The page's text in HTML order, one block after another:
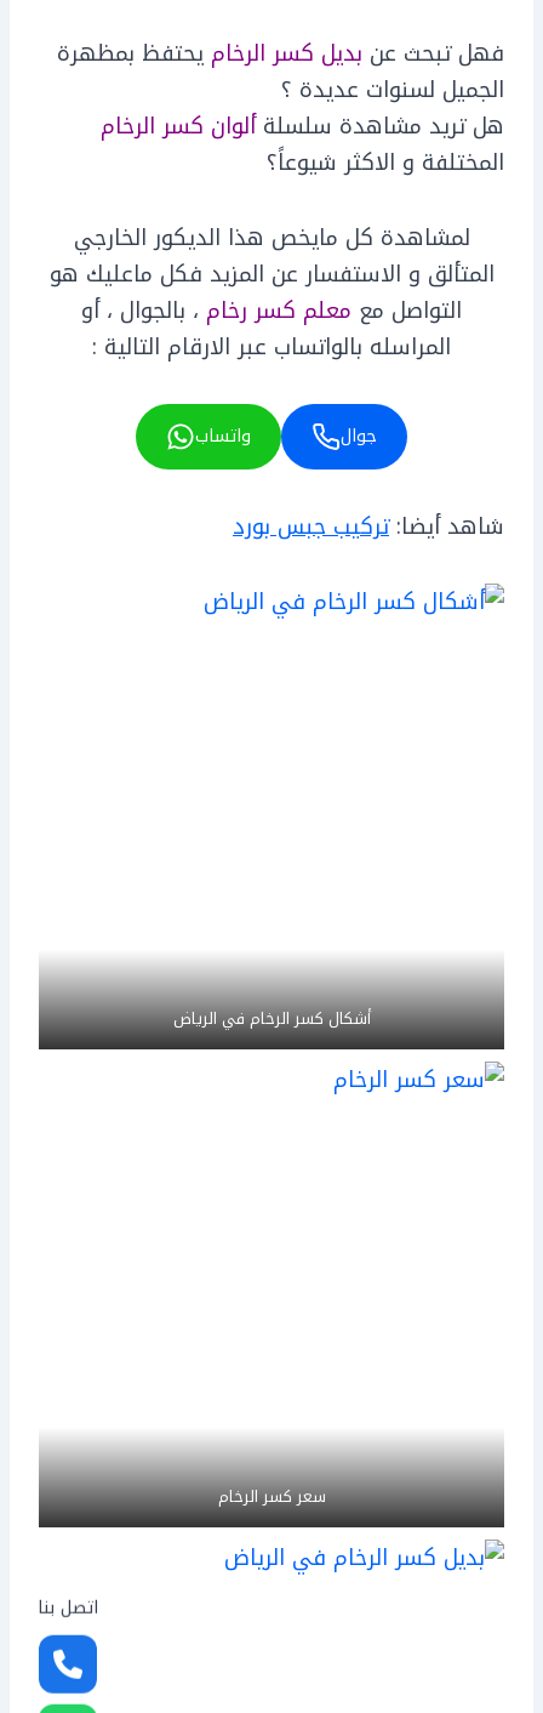
فهل تبحث عن بديل كسر الرخام يحتفظ بمظهرة
الجميل لسنوات عديدة ؟
هل تريد مشاهدة سلسلةألوان كسر الرخام
المختلفة و الاكثر شيوعاً؟
لمشاهدة كل مايخص هذا الديكور الخارجي
المتألق و الاستفسار عن المزيد فكل ماعليك هو
التواصل مع معلم كسر رخام ، بالجوال ، أو
المراسله بالواتساب عبر الارقام التالية :
جوال واتساب
شاهد أيضا:تركيب جبس بورد
أشكال كسر الرخام في الرياض
سعر كسر الرخام
اتصل بنا